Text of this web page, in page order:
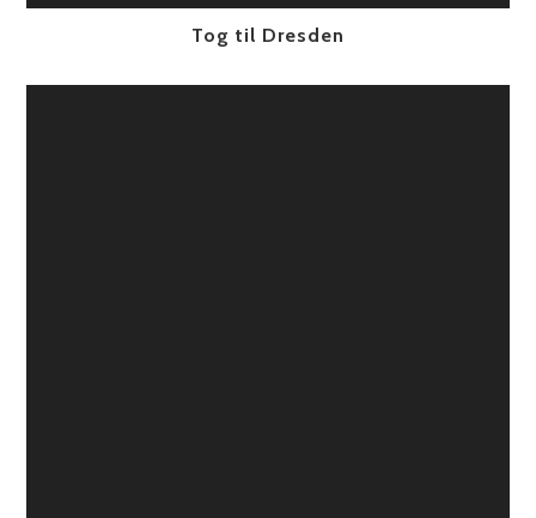
Tog til Dresden